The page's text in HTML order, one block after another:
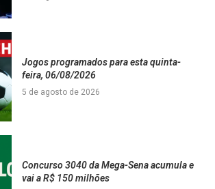
Jogos programados para esta quinta-
feira, 06/08/2026
5 de agosto de 2026
Concurso 3040 da Mega-Sena acumula e
vai a R$ 150 milhões